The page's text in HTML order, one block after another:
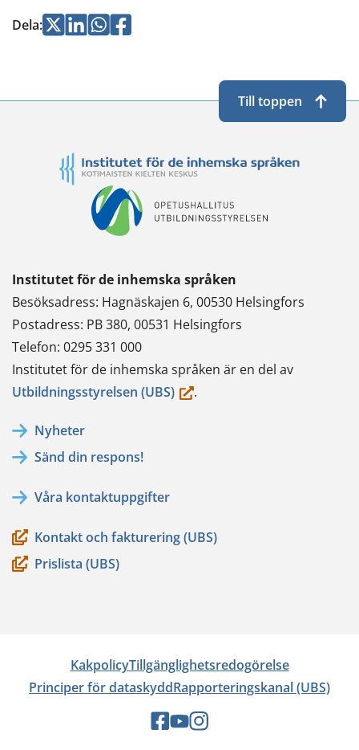
Dela:Jaa Jaa Jaa
Jaa
Institutet för de inhemska språken
Besöksadress: Hagnäskajen 6, 00530 Helsingfors
Postadress: PB 380, 00531 Helsingfors
Telefon: 0295 331 000
Institutet för de inhemska språken är en del av
Utbildningsstyrelsen (UBS)(du.
Nyheter
Sänd din respons!
Våra kontaktuppgifter
Kontakt och fakturering (UBS)
Prislista (UBS)
KakpolicyTillgänglighetsredogörelse
Principer för dataskyddRapporteringskanal (UBS)
Sociala
Sociala
Sociala
Till toppen